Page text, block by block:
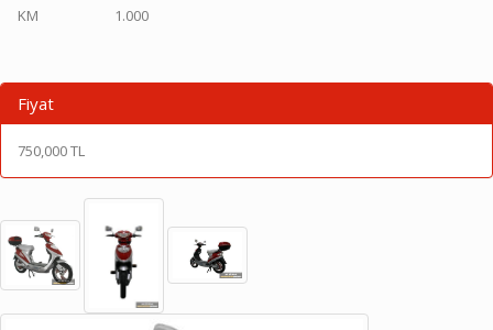
KM
1.000
Fiyat
750,000 TL